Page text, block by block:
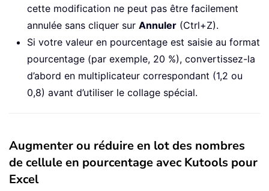
cette modification ne peut pas être facilement
annulée sans cliquer sur Annuler (Ctrl+Z).
Si votre valeur en pourcentage est saisie au format
pourcentage (par exemple, 20 %), convertissez-la
d’abord en multiplicateur correspondant (1,2 ou
0,8) avant d’utiliser le collage spécial.
Augmenter ou réduire en lot des nombres
de cellule en pourcentage avec Kutools pour
Excel